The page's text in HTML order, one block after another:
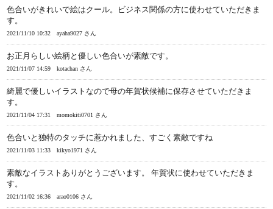
色合いがきれいで絵はクール。ビジネス関係の方に使わせていただきま
す。
2021/11/10 10:32 ayaha9027 さん
お正月らしい絵柄と優しい色合いが素敵です。
2021/11/07 14:59 kotachan さん
綺麗で優しいイラストなので母の年賀状候補に保存させていただきま
す。
2021/11/04 17:31 momokiti0701 さん
色合いと独特のタッチに惹かれました、すごく素敵ですね
2021/11/03 11:33 kikyo1971 さん
素敵なイラストありがとうございます。 年賀状に使わせていただきま
す。
2021/11/02 16:36 arao0106 さん